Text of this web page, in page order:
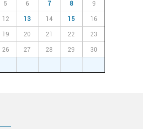
5 6 7 8 9
12 13 14 15 16
19 20 21 22 23
26 27 28 29 30